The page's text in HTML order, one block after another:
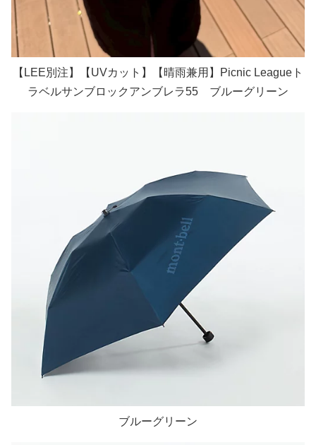
【LEE別注】【UVカット】【晴雨兼用】Picnic Leagueト
ラベルサンブロックアンブレラ55 ブルーグリーン
ブルーグリーン